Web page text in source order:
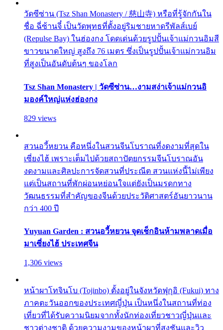
วัดซีซ่าน (Tsz Shan Monastery / 慈山寺) หรือที่รู้จักกันใน
ชื่อ ฉี่ซ้านจี๋ เป็นวัดพุทธที่ตั้งอยู่ริมชายหาดรีพัลส์เบย์
(Repulse Bay) ในฮ่องกง โดดเด่นด้วยรูปปั้นเจ้าแม่กวนอิมสี
ขาวขนาดใหญ่ สูงถึง 76 เมตร ซึ่งเป็นรูปปั้นเจ้าแม่กวนอิม
ที่สูงเป็นอันดับต้นๆ ของโลก
Tsz Shan Monastery | วัดซีซ่าน…งามสง่าเจ้าแม่กวนอิ
มองค์ใหญ่แห่งฮ่องกง
829 views
สวนอวี้หยวน คือหนึ่งในสวนจีนโบราณที่งดงามที่สุดใน
เซี่ยงไฮ้ เพราะเต็มไปด้วยสถาปัตยกรรมจีนโบราณอัน
งดงามและศิลปะการจัดสวนที่ประณีต สวนแห่งนี้ไม่เพียง
แต่เป็นสถานที่พักผ่อนหย่อนใจแต่ยังเป็นมรดกทาง
วัฒนธรรมที่สำคัญของจีนด้วยประวัติศาสตร์อันยาวนาน
กว่า 400 ปี
Yuyuan Garden : สวนอวี้หยวน จุดเช็กอินห้ามพลาดเมื่อ
มาเซี่ยงไฮ้ ประเทศจีน
1,306 views
หน้าผาโทจินโบ (Tojinbo) ตั้งอยู่ในจังหวัดฟุกุอิ (Fukui) ทาง
ภาคตะวันออกของประเทศญี่ปุ่น เป็นหนึ่งในสถานที่ท่อง
เที่ยวที่ได้รับความนิยมจากทั้งนักท่องเที่ยวชาวญี่ปุ่นและ
ชาวต่างชาติ ด้วยความงามของหน้าผาที่สูงชันและวิว